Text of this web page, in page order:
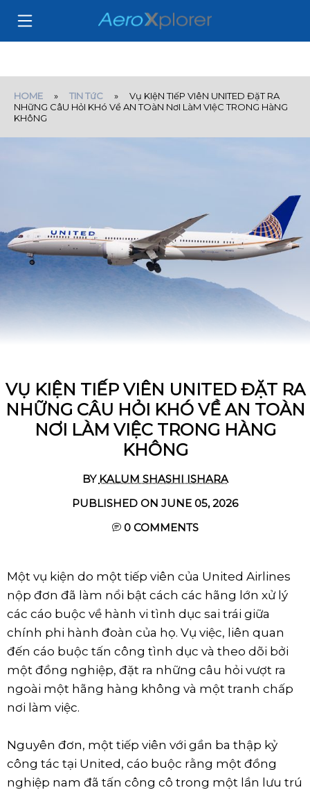
HOME » TIN TứC » Vụ KIệN TIếP VIêN UNITED ĐặT RA
NHữNG CâU HỏI KHó Về AN TOàN NơI LàM VIệC TRONG HàNG
KHôNG
VỤ KIỆN TIẾP VIÊN UNITED ĐẶT RA
NHỮNG CÂU HỎI KHÓ VỀ AN TOÀN
NƠI LÀM VIỆC TRONG HÀNG
KHÔNG
BY KALUM SHASHI ISHARA
PUBLISHED ON JUNE 05, 2026
0COMMENTS
Một vụ kiện do một tiếp viên của United Airlines
nộp đơn đã làm nổi bật cách các hãng lớn xử lý
các cáo buộc về hành vi tình dục sai trái giữa
chính phi hành đoàn của họ. Vụ việc, liên quan
đến cáo buộc tấn công tình dục và theo dõi bởi
một đồng nghiệp, đặt ra những câu hỏi vượt ra
ngoài một hãng hàng không và một tranh chấp
nơi làm việc.
Nguyên đơn, một tiếp viên với gần ba thập kỷ
công tác tại United, cáo buộc rằng một đồng
nghiệp nam đã tấn công cô trong một lần lưu trú